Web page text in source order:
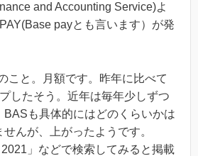
and Accounting Service)よ
payとも言います）が発
こと。月額です。昨年に比べて
したそう。近年は毎年少しずつ
BASも具体的にはどのくらいかは
んが、上がったようです。
2021」などで検索してみると掲載